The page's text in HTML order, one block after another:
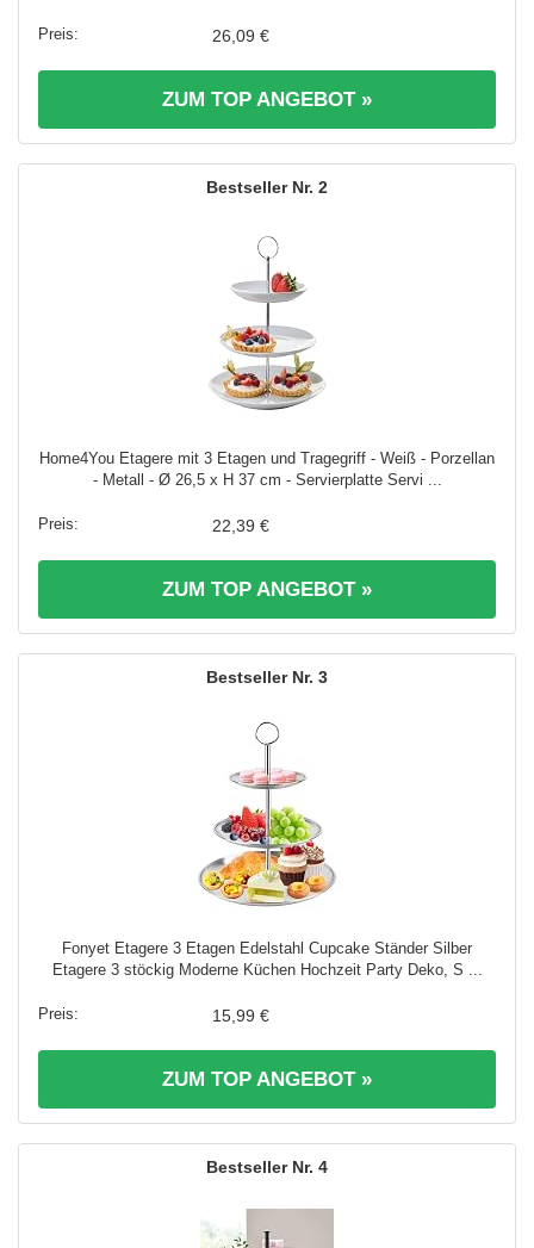
26,09 €
ZUM TOP ANGEBOT »
2
Home4You Etagere mit 3 Etagen und Tragegriff - Weiß - Porzellan
- Metall - Ø 26,5 x H 37 cm - Servierplatte Servi ...
22,39 €
ZUM TOP ANGEBOT »
3
Fonyet Etagere 3 Etagen Edelstahl Cupcake Ständer Silber
Etagere 3 stöckig Moderne Küchen Hochzeit Party Deko, S ...
15,99 €
ZUM TOP ANGEBOT »
4